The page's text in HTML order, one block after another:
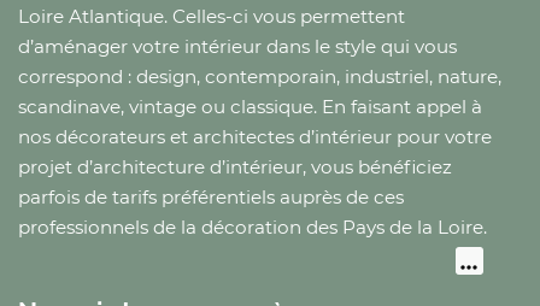
Loire Atlantique. Celles-ci vous permettent
d’aménager votre intérieur dans le style qui vous
correspond : design, contemporain, industriel, nature,
scandinave, vintage ou classique. En faisant appel à
nos décorateurs et architectes d’intérieur pour votre
projet d’architecture d’intérieur, vous bénéficiez
parfois de tarifs préférentiels auprès de ces
professionnels de la décoration des Pays de la Loire.